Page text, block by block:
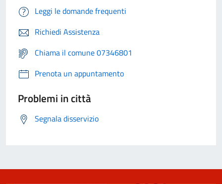
Leggi le domande frequenti
Richiedi Assistenza
Chiama il comune 07346801
Prenota un appuntamento
Problemi in città
Segnala disservizio